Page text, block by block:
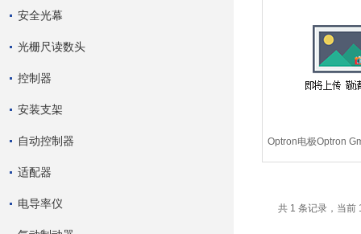
安全光幕
光栅尺读数头
控制器
安装支架
自动控制器
适配器
电导率仪
Optron电极Optron
电极
共 1 条记录，当